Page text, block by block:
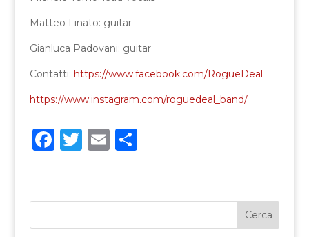
Matteo Finato: guitar
Gianluca Padovani: guitar
Contatti: https://www.facebook.com/RogueDeal
https://www.instagram.com/roguedeal_band/
F
e
b
T
te
r
E
l
C
di
vi